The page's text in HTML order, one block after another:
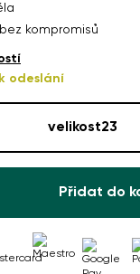
kompromisů
odeslání
velikost23
Přidat do